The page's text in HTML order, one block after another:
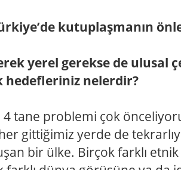
kutuplaşmanın
yerel gerekse de ulusal
hedefleriniz nelerdir?
4 tane problemi çok
her gittiğimiz yerde de
bir ülke. Birçok farklı